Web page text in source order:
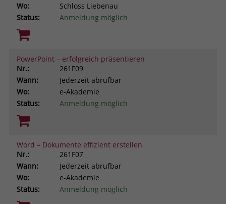
Wo:
Schloss Liebenau
Status:
Anmeldung möglich
PowerPoint – erfolgreich präsentieren
Nr.:
261F09
Wann:
Jederzeit abrufbar
Wo:
e-Akademie
Status:
Anmeldung möglich
Word – Dokumente effizient erstellen
Nr.:
261F07
Wann:
Jederzeit abrufbar
Wo:
e-Akademie
Status:
Anmeldung möglich
Laufzeit 1 Jahr
Zweck
zu speichern und in einer einzigen
Sitzungsaufzeichnung
zusammenzufassen.